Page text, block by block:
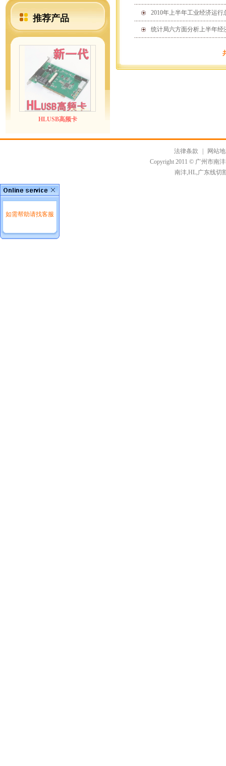
推荐产品
HLUSB高频卡
2010年上半年工业经济运
统计局六方面分析上半年
法律条款
网站
Copyright 2011 © 广州市
南沣,HL,广东线切
如需帮助请找客服